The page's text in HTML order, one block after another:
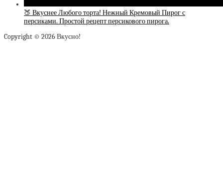
🍑 Вкуснее Любого торта! Нежный Кремовый Пирог с
персиками. Простой рецепт персикового пирога.
Copyright © 2026 Вкусно!